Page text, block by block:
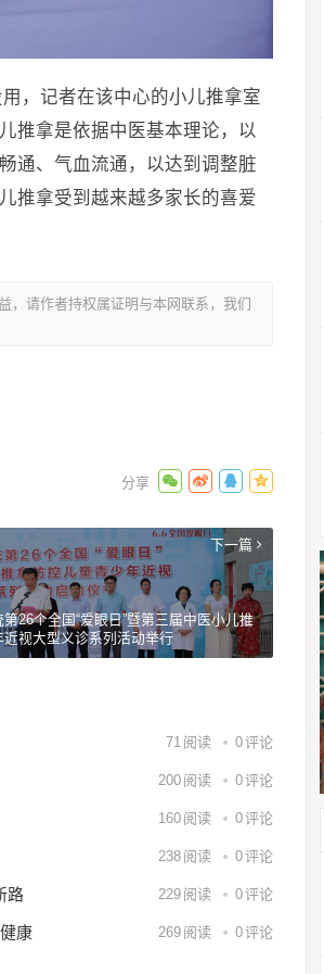
，记者在该中心的小儿推拿室
推拿是依据中医基本理论，以
通、气血流通，以达到调整脏
推拿受到越来越多家长的喜爱
，请作者持权属证明与本网联系，我们
下一篇
26个全国“爱眼日”暨第三届中医小儿推
视大型义诊系列活动举行
71 阅读 0评论
200 阅读 0评论
160 阅读 0评论
238 阅读 0评论
路 229 阅读 0评论
康 269 阅读 0评论